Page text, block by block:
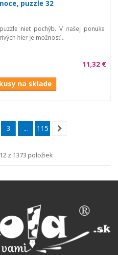
puzzle 32
niet pochýb. V našej ponuke
hier je možnosť...
11,32 €
na sklade
3 ... 115
z 1373 položiek